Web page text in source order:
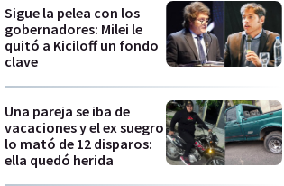
Sigue la pelea con los
gobernadores: Milei le
quitó a Kiciloff un fondo
clave
Una pareja se iba de
vacaciones y el ex suegro
lo mató de 12 disparos:
ella quedó herida